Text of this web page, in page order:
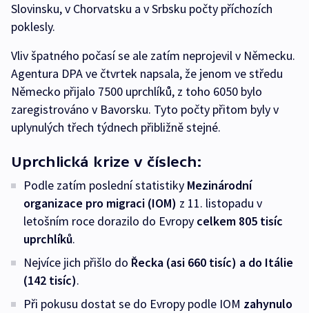
Slovinsku, v Chorvatsku a v Srbsku počty příchozích
poklesly.
Vliv špatného počasí se ale zatím neprojevil v Německu.
Agentura DPA ve čtvrtek napsala, že jenom ve středu
Německo přijalo 7500 uprchlíků, z toho 6050 bylo
zaregistrováno v Bavorsku. Tyto počty přitom byly v
uplynulých třech týdnech přibližně stejné.
Uprchlická krize v číslech:
Podle zatím poslední statistiky Mezinárodní
organizace pro migraci (IOM) z 11. listopadu v
letošním roce dorazilo do Evropy celkem 805 tisíc
uprchlíků.
Nejvíce jich přišlo do Řecka (asi 660 tisíc) a do Itálie
(142 tisíc).
Při pokusu dostat se do Evropy podle IOM zahynulo